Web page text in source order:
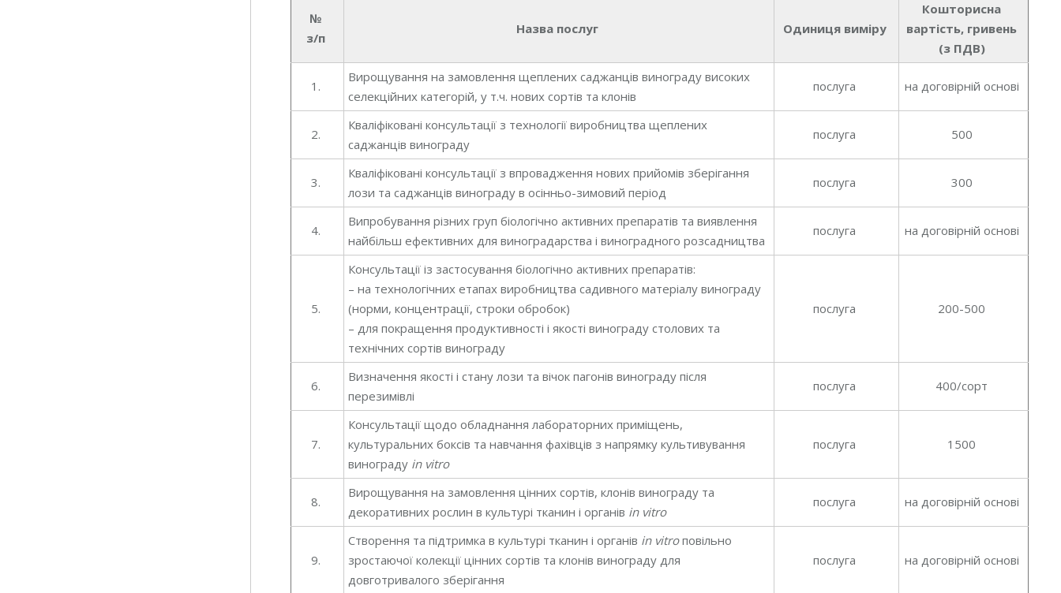
№
з/п
Назва послуг Одиниця виміру
Кошторисна
вартість, гривень
(з ПДВ)
1.
Вирощування на замовлення щеплених саджанців винограду високих
селекційних категорій, у т.ч. нових сортів та клонів
послуга на договірній основі
2.
Кваліфіковані консультації з технології виробництва щеплених
саджанців винограду
послуга 500
3.
Кваліфіковані консультації з впровадження нових прийомів зберігання
лози та саджанців винограду в осінньо-зимовий період
послуга 300
4.
Випробування різних груп біологічно активних препаратів та виявлення
найбільш ефективних для виноградарства і виноградного розсадництва
послуга на договірній основі
5.
Консультації із застосування біологічно активних препаратів:
– на технологічних етапах виробництва садивного матеріалу винограду
(норми, концентрації, строки обробок)
– для покращення продуктивності і якості винограду столових та
технічних сортів винограду
послуга 200-500
6.
Визначення якості і стану лози та вічок пагонів винограду після
перезимівлі
послуга 400/сорт
7.
Консультації щодо обладнання лабораторних приміщень,
культуральних боксів та навчання фахівців з напрямку культивування
винограду in vitro
послуга 1500
8.
Вирощування на замовлення цінних сортів, клонів винограду та
декоративних рослин в культурі тканин і органів in vitro
послуга на договірній основі
9.
Створення та підтримка в культурі тканин і органів in vitroповільно
зростаючої колекції цінних сортів та клонів винограду для
довготривалого зберігання
послуга на договірній основі